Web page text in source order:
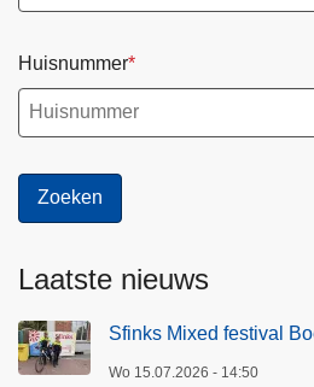
Huisnummer
Laatste nieuws
Sfinks Mixed festival
Wo 15.07.2026 - 14:50